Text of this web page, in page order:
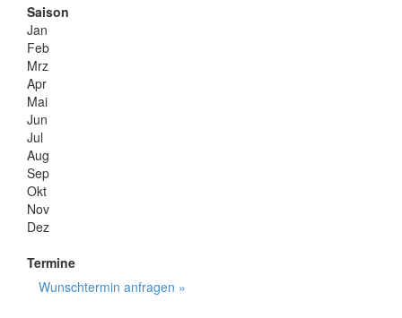
Saison
Jan
Feb
Mrz
Apr
Mai
Jun
Jul
Aug
Sep
Okt
Nov
Dez
Termine
Wunschtermin anfragen »